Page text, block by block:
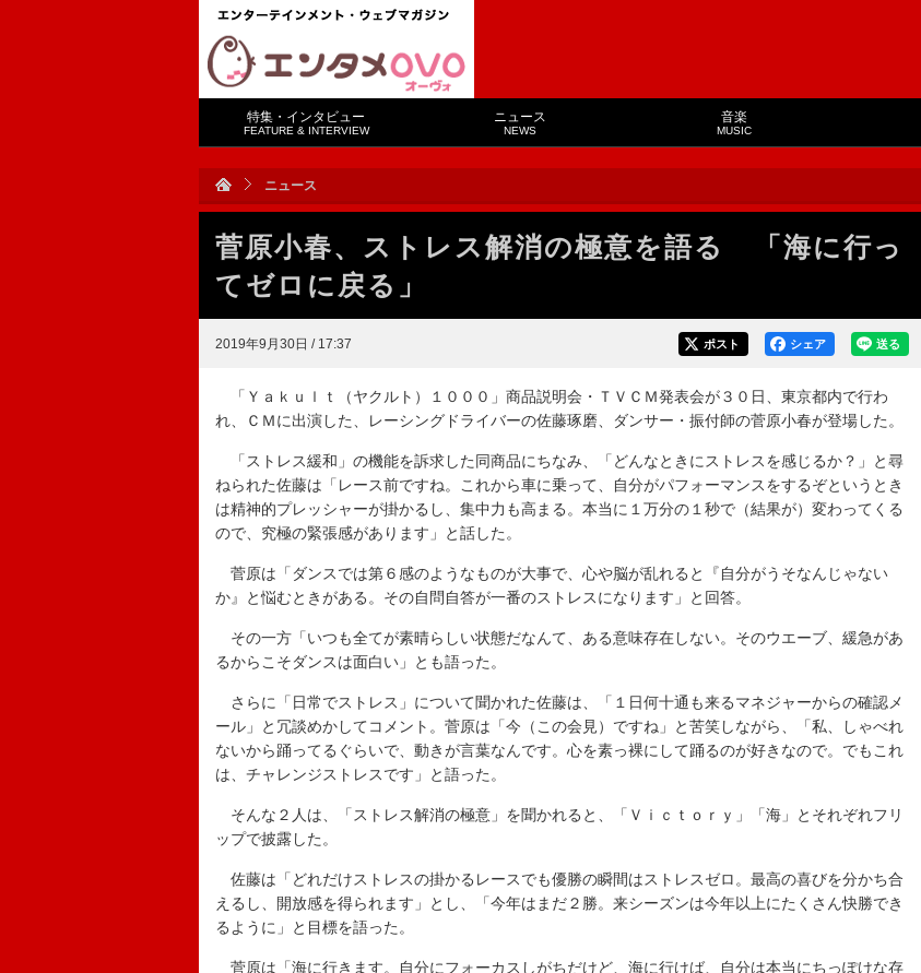
特集・インタビュー
FEATURE & INTERVIEW
ニュース
NEWS
音楽
MUSIC
ニュース
菅原小春、ストレス解消の極意を語る 「海に行っ
てゼロに戻る」
2019年9月30日 / 17:37 送る
シェア
ポスト
「Ｙａｋｕｌｔ（ヤクルト）１０００」商品説明会・ＴＶＣＭ発表会が３０日、東京都内で行わ
れ、ＣＭに出演した、レーシングドライバーの佐藤琢磨、ダンサー・振付師の菅原小春が登場した。
「ストレス緩和」の機能を訴求した同商品にちなみ、「どんなときにストレスを感じるか？」と尋
ねられた佐藤は「レース前ですね。これから車に乗って、自分がパフォーマンスをするぞというとき
は精神的プレッシャーが掛かるし、集中力も高まる。本当に１万分の１秒で（結果が）変わってくる
ので、究極の緊張感があります」と話した。
菅原は「ダンスでは第６感のようなものが大事で、心や脳が乱れると『自分がうそなんじゃない
か』と悩むときがある。その自問自答が一番のストレスになります」と回答。
その一方「いつも全てが素晴らしい状態だなんて、ある意味存在しない。そのウエーブ、緩急があ
るからこそダンスは面白い」とも語った。
さらに「日常でストレス」について聞かれた佐藤は、「１日何十通も来るマネジャーからの確認メ
ール」と冗談めかしてコメント。菅原は「今（この会見）ですね」と苦笑しながら、「私、しゃべれ
ないから踊ってるぐらいで、動きが言葉なんです。心を素っ裸にして踊るのが好きなので。でもこれ
は、チャレンジストレスです」と語った。
そんな２人は、「ストレス解消の極意」を聞かれると、「Ｖｉｃｔｏｒｙ」「海」とそれぞれフリ
ップで披露した。
佐藤は「どれだけストレスの掛かるレースでも優勝の瞬間はストレスゼロ。最高の喜びを分かち合
えるし、開放感を得られます」とし、「今年はまだ２勝。来シーズンは今年以上にたくさん快勝でき
るように」と目標を語った。
菅原は「海に行きます。自分にフォーカスしがちだけど、海に行けば、自分は本当にちっぽけな存